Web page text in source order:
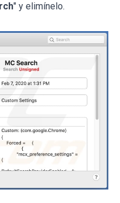
" y elimínelo.